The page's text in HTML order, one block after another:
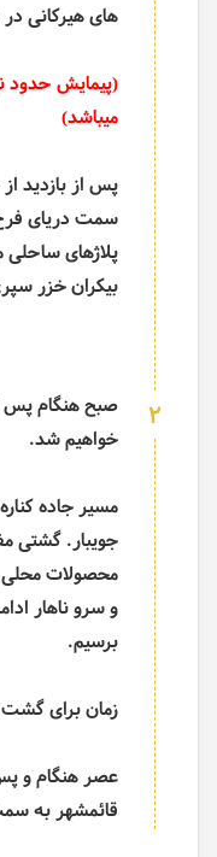
های هیرکانی
(پیمایش حدود
میباشد)
پس از بازدید
سمت دریای
پلاژهای ساحلی
بیکران خزر
2
صبح هنگام پس
خواهیم شد.
مسیر جاده
جویبار. گشتی
محصولات
و سرو ناهار
برسیم.
زمان برای گشت
عصر هنگام و
قائمشهر به